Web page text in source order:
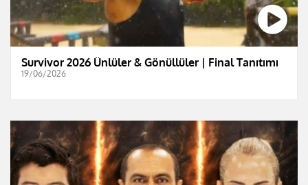
Survivor 2026 Ünlüler & Gönüllüler | Final Tanıtımı
19/06/2026